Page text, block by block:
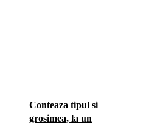
Conteaza tipul si
grosimea, la un